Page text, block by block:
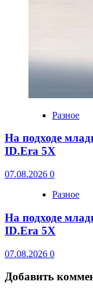
Разное
На подходе
ID.Era 5X
07.08.2026 0
Разное
На подходе
ID.Era 5X
07.08.2026 0
Добавить